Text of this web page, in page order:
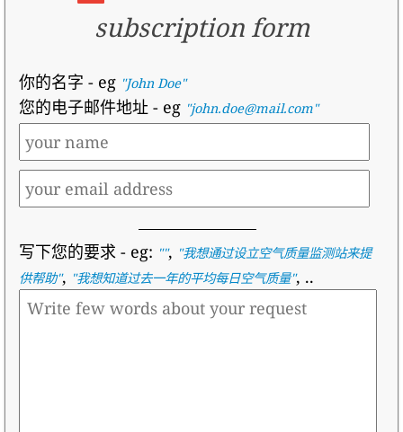
subscription form
你的名字 - eg "John Doe"
您的电子邮件地址 - eg "john.doe@mail.com"
写下您的要求- eg: "", "我想通过设立空气质量监测站来提
供帮助", "我想知道过去一年的平均每日空气质量", ..